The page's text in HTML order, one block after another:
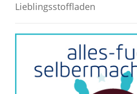
Lieblingsstoffladen